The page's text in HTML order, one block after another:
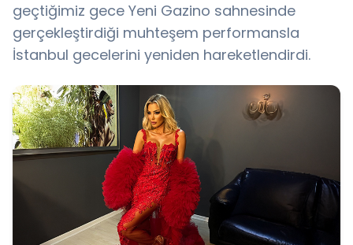
geçtiğimiz gece Yeni Gazino sahnesinde
gerçekleştirdiği muhteşem performansla
İstanbul gecelerini yeniden hareketlendirdi.